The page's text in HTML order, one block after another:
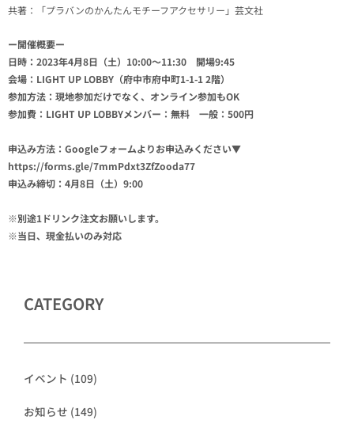
CATEGORY
イベント (109)
お知らせ (149)
共著：「プラバンのかんたんモチーフアクセサリー」芸文社
ー開催概要ー
日時：2023年4月8日（土）10:00〜11:30 開場9:45
会場：LIGHT UP LOBBY（府中市府中町1-1-1 2階）
参加方法：現地参加だけでなく、オンライン参加もOK
参加費：LIGHT UP LOBBYメンバー：無料 一般：500円
申込み方法：Googleフォームよりお申込みください▼
https://forms.gle/7mmPdxt3ZfZooda77
申込み締切：4月8日（土）9:00
※別途1ドリンク注文お願いします。
※当日、現金払いのみ対応